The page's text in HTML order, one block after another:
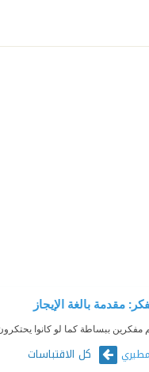
مقدمة بالغة الإيجاز
مفكرين ببساطة كما لو كانوا
كل الاقتباسات